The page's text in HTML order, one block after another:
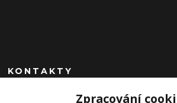
KONTAKTY
+420 602 260 963Zpracování